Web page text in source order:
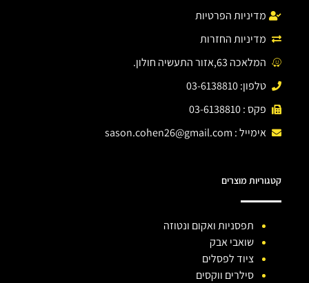
מדיניות הפרטיות
מדיניות החזרות
המלאכה 63,אזור התעשיה חולון.
טלפון: 03-6138810
פקס : 03-6138810
אימייל : sason.cohen26@gmail.com
קטגוריות מוצרים
תפסניות ואקום ונטוזה
שואבי אבק
ציוד לפסלים
סילרים ווקסים